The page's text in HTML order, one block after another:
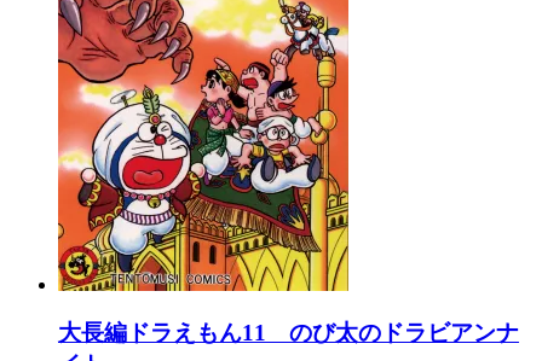
大長編ドラえもん11 のび太のドラビアンナ